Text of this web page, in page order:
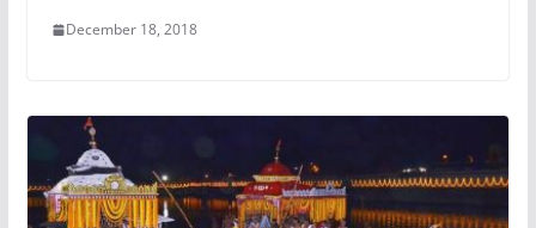
December 18, 2018